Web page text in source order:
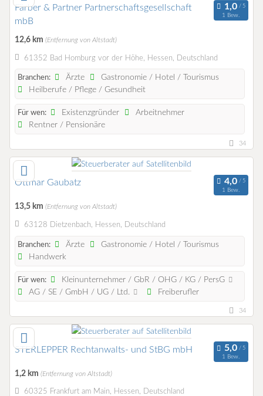
Färber & Partner Partnerschaftsgesellschaft
mbB
1 Bew.
12,6 km (Entfernung von Altstadt)
61352 Bad Homburg vor der Höhe, Hessen, Deutschland
Branchen: Ärzte
Gastronomie / Hotel / Tourismus
Heilberufe / Pflege / Gesundheit
Für wen: Existenzgründer
Arbeitnehmer
Rentner / Pensionäre
34
Ottmar Gaubatz
1 Bew.
13,5 km (Entfernung von Altstadt)
63128 Dietzenbach, Hessen, Deutschland
Branchen: Ärzte
Gastronomie / Hotel / Tourismus
Handwerk
Für wen:
Kleinunternehmer / GbR / OHG / KG / PersG
AG / SE / GmbH / UG / Ltd.
Freiberufler
34
STERLEPPER Rechtanwalts- und StBG mbH
1 Bew.
1,2 km (Entfernung von Altstadt)
60325 Frankfurt am Main, Hessen, Deutschland